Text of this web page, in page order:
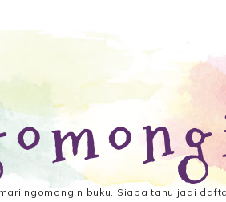
ngomongin buku. Siapa tahu jadi